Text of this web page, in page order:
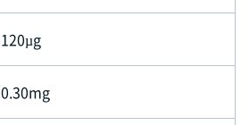
120µg
0.30mg